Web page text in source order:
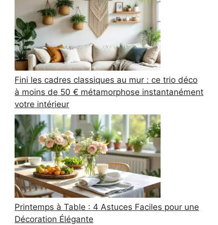
Fini les cadres classiques au mur : ce trio déco
à moins de 50 € métamorphose instantanément
votre intérieur
Printemps à Table : 4 Astuces Faciles pour une
Décoration Élégante